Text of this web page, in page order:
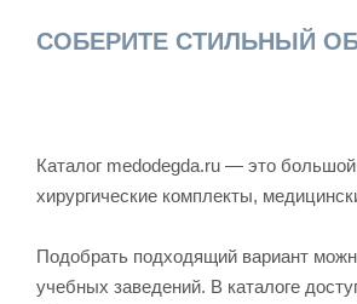
СОБЕРИТЕ СТИЛЬНЫЙ
Каталог medodegda.ru — это
хирургические комплекты,
Подобрать подходящий вариант
учебных заведений. В каталоге